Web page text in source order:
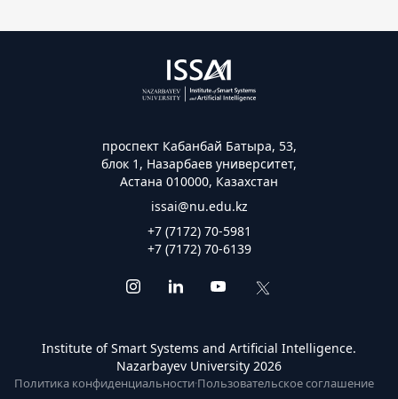
проспект Кабанбай Батыра, 53,
блок 1, Назарбаев университет,
Астана 010000, Казахстан
issai@nu.edu.kz
+7 (7172) 70-5981
+7 (7172) 70-6139
Institute of Smart Systems and Artificial Intelligence.
Nazarbayev University 2026
Политика конфиденциальности·Пользовательское соглашение